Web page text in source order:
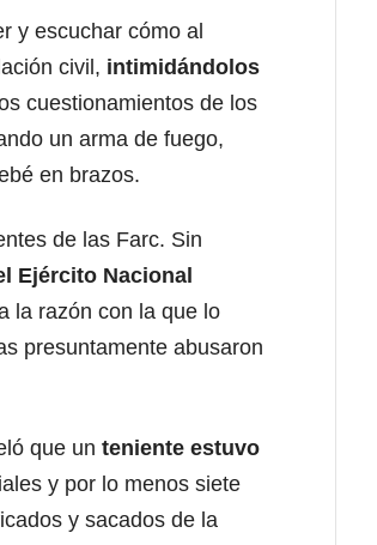
y escuchar cómo al
civil, intimidándolos
cuestionamientos de los
un arma de fuego,
en brazos.
de las Farc. Sin
Ejército Nacional
la razón con la que lo
presuntamente abusaron
que un teniente estuvo
y por lo menos siete
y sacados de la